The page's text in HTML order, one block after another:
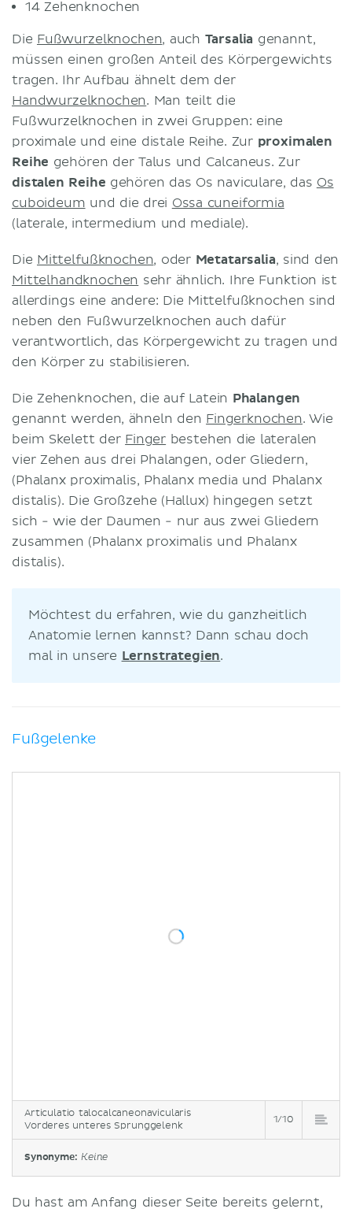
14 Zehenknochen
Die Fußwurzelknochen, auch Tarsalia genannt,
müssen einen großen Anteil des Körpergewichts
tragen. Ihr Aufbau ähnelt dem der
Handwurzelknochen. Man teilt die
Fußwurzelknochen in zwei Gruppen: eine
proximale und eine distale Reihe. Zur proximalen
Reihe gehören der Talus und Calcaneus. Zur
distalen Reihe gehören das Os naviculare, das Os
cuboideum und die drei Ossa cuneiformia
(laterale, intermedium und mediale).
Die Mittelfußknochen, oder Metatarsalia, sind den
Mittelhandknochen sehr ähnlich. Ihre Funktion ist
allerdings eine andere: Die Mittelfußknochen sind
neben den Fußwurzelknochen auch dafür
verantwortlich, das Körpergewicht zu tragen und
den Körper zu stabilisieren.
Die Zehenknochen, die auf Latein Phalangen
genannt werden, ähneln den Fingerknochen. Wie
beim Skelett der Finger bestehen die lateralen
vier Zehen aus drei Phalangen, oder Gliedern,
(Phalanx proximalis, Phalanx media und Phalanx
distalis). Die Großzehe (Hallux) hingegen setzt
sich - wie der Daumen - nur aus zwei Gliedern
zusammen (Phalanx proximalis und Phalanx
distalis).
Möchtest du erfahren, wie du ganzheitlich
Anatomie lernen kannst? Dann schau doch
mal in unsere Lernstrategien.
Fußgelenke
Articulatio talocalcaneonavicularis
Vorderes unteres Sprunggelenk
1/10
Synonyme: Keine
Du hast am Anfang dieser Seite bereits gelernt,